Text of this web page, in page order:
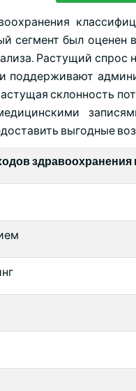
был оценен
Растущий спрос
склонность
выгодные
здравоохранения